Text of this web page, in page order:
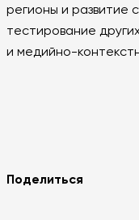
регионы и развитие
тестирование
и медийно-
Поделиться